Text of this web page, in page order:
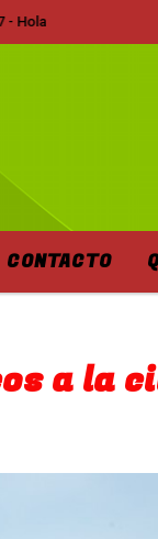
CONTACTO
a la